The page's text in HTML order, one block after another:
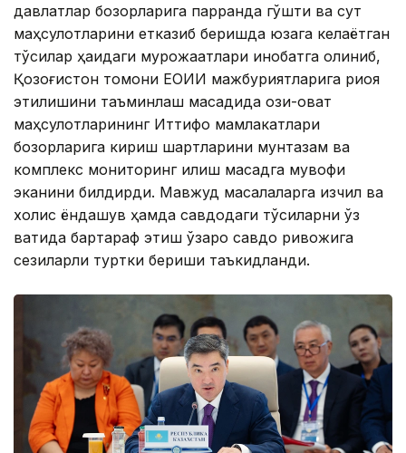
давлатлар бозорларига парранда гўшти ва сут
маҳсулотларини етказиб беришда юзага келаётган
тўсиқлар ҳақидаги мурожаатлари инобатга олиниб,
Қозоғистон томони ЕОИИ мажбуриятларига риоя
этилишини таъминлаш мақсадида озиқ-овқат
маҳсулотларининг Иттифоқ мамлакатлари
бозорларига кириш шартларини мунтазам ва
комплекс мониторинг қилиш мақсадга мувофиқ
эканини билдирди. Мавжуд масалаларга изчил ва
холис ёндашув ҳамда савдодаги тўсиқларни ўз
вақтида бартараф этиш ўзаро савдо ривожига
сезиларли туртки бериши таъкидланди.